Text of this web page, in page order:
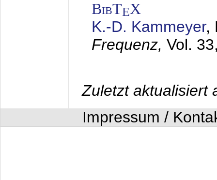
BibTEX
K.-D. Kammeyer,
Frequenz, Vol.
Zuletzt aktualisiert
Impressum /